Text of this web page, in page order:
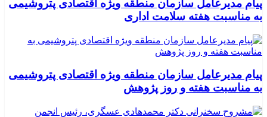
پیام مدیرعامل سازمان منطقه ویژه اقتصادی پتروشیمی
به مناسبت هفته سلامت اداری
پیام مدیرعامل سازمان منطقه ویژه اقتصادی پتروشیمی
به مناسبت هفته و روز پژوهش